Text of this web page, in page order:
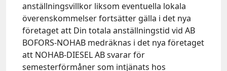
anställningsvillkor liksom eventuella lokala
överenskommelser fortsätter gälla i det nya
företaget att Din totala anställningstid vid AB
BOFORS-NOHAB medräknas i det nya företaget
att NOHAB-DIESEL AB svarar för
semesterförmåner som intjänats hos